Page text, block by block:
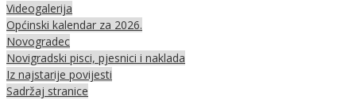
Videogalerija
Općinski kalendar za 2026.
Novogradec
Novigradski pisci, pjesnici i naklada
Iz najstarije povijesti
Sadržaj stranice